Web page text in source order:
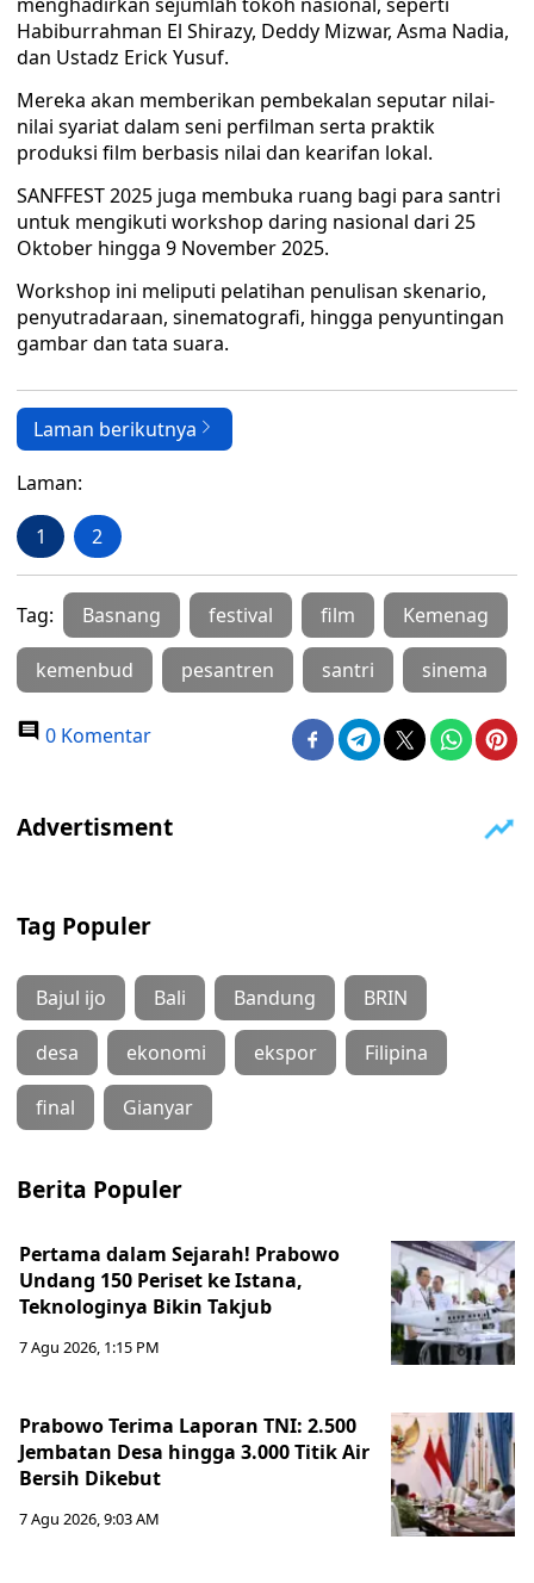
Habiburrahman El Shirazy, Deddy Mizwar, Asma Nadia,
dan Ustadz Erick Yusuf.
Mereka akan memberikan pembekalan seputar nilai-
nilai syariat dalam seni perfilman serta praktik
produksi film berbasis nilai dan kearifan lokal.
SANFFEST 2025 juga membuka ruang bagi para santri
untuk mengikuti workshop daring nasional dari 25
Oktober hingga 9 November 2025.
Workshop ini meliputi pelatihan penulisan skenario,
penyutradaraan, sinematografi, hingga penyuntingan
gambar dan tata suara.
Laman berikutnya
Laman:
1 2
Tag: Basnang festival film Kemenag
kemenbud pesantren santri sinema
0 Komentar
Tag Populer
Bajul ijo Bali Bandung BRIN
desa ekonomi ekspor Filipina
final Gianyar
Berita Populer
Pertama dalam Sejarah! Prabowo
Undang 150 Periset ke Istana,
Teknologinya Bikin Takjub
7 Agu 2026, 1:15 PM
Prabowo Terima Laporan TNI: 2.500
Jembatan Desa hingga 3.000 Titik Air
Bersih Dikebut
7 Agu 2026, 9:03 AM